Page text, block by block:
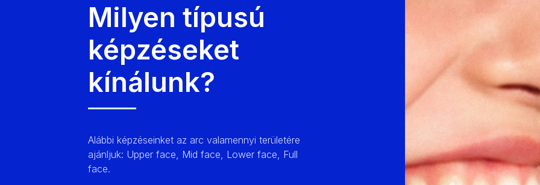
Milyen típusú
képzéseket
kínálunk?
Alábbi képzéseinket az arc valamennyi területére
ajánljuk: Upper face, Mid face, Lower face, Full
face.